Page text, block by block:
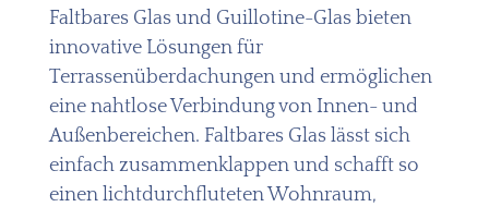
Faltbares Glas und Guillotine-Glas bieten
innovative Lösungen für
Terrassenüberdachungen und ermöglichen
eine nahtlose Verbindung von Innen- und
Außenbereichen. Faltbares Glas lässt sich
einfach zusammenklappen und schafft so
einen lichtdurchfluteten Wohnraum,